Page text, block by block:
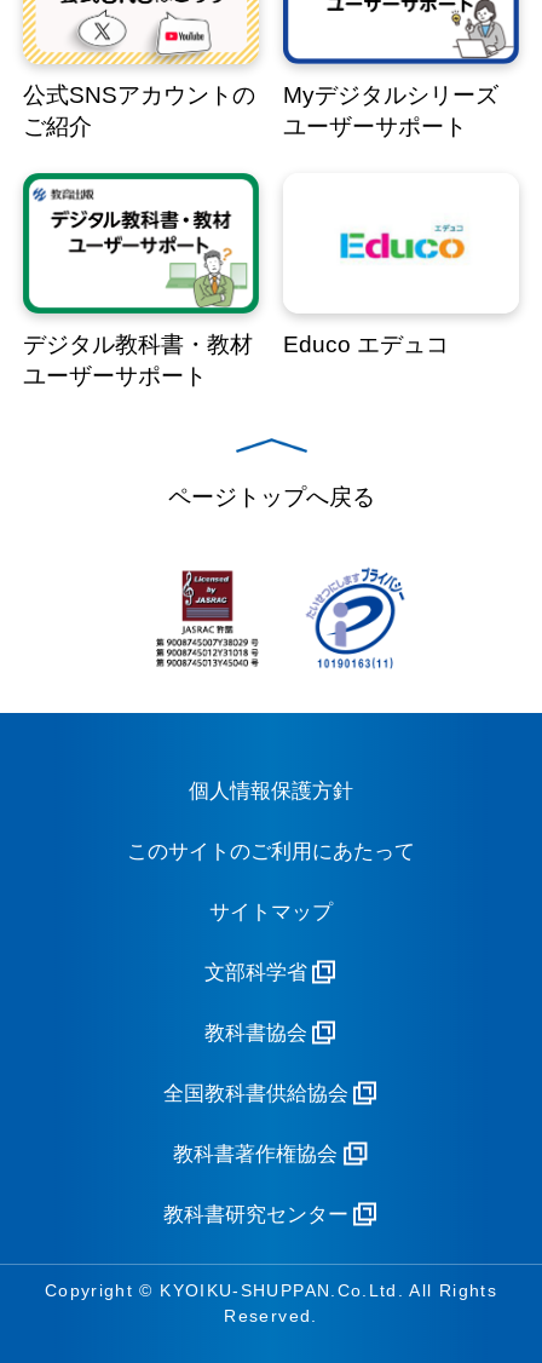
公式SNSアカウントの
ご紹介
Myデジタルシリーズ
ユーザーサポート
デジタル教科書・教材
ユーザーサポート
Educo エデュコ
ページトップへ戻る
個人情報保護方針
このサイトのご利用にあたって
サイトマップ
文部科学省
教科書協会
全国教科書供給協会
教科書著作権協会
教科書研究センター
Copyright © KYOIKU-SHUPPAN.Co.Ltd. All Rights
Reserved.